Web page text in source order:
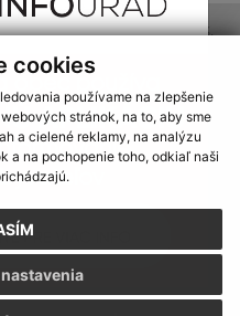
cookies
používame na zlepšenie
stránok, na to, aby sme
a cielené reklamy, na analýzu
a na pochopenie toho, odkiaľ naši
informácií s využitím RSS,
2, Mapa stránok
,domény,registrácia domény
,technický prevádzkovateľ
07.08.2026
o prístupnosti